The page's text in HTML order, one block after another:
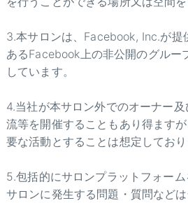
3.本サロンは、Facebook, Inc.が提
あるFacebook上の非公開のグルー
しています。
4.当社が本サロン外でのオーナー
流等を開催することもあり得ます
要な活動とすることは想定しており
5.包括的にサロンプラットフォーム
サロンに発生する問題・質問など